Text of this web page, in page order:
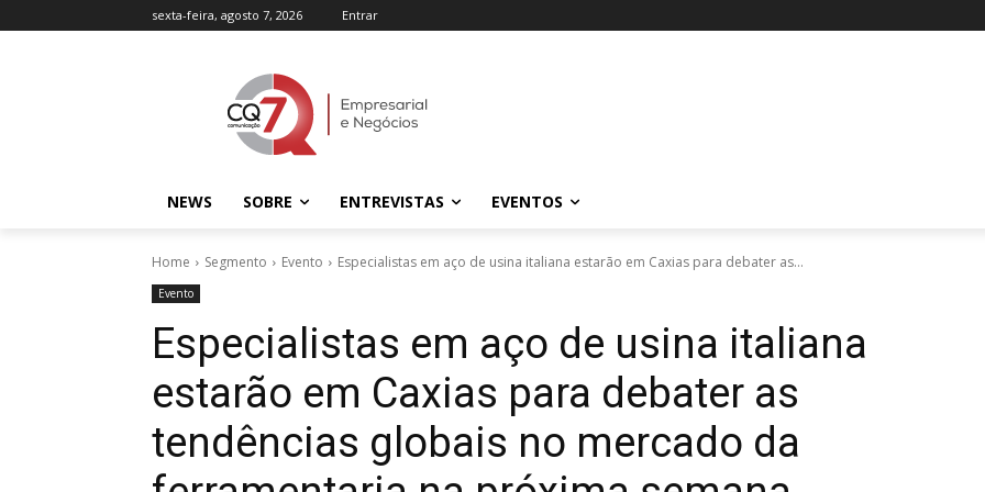
sexta-feira, agosto 7, 2026 Entrar
NEWS SOBRE ENTREVISTAS EVENTOS
Home Segmento Evento Especialistas em aço de usina italiana estarão em Caxias para debater as...
Evento
Especialistas em aço de usina italiana
estarão em Caxias para debater as
tendências globais no mercado da